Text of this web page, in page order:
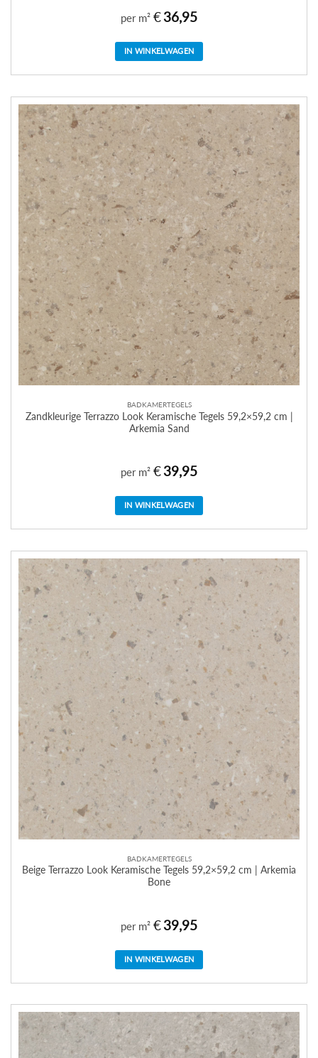
per m² €36,95
IN WINKELWAGEN
BADKAMERTEGELS
Zandkleurige Terrazzo Look Keramische Tegels 59,2×59,2 cm |
Arkemia Sand
per m² €39,95
IN WINKELWAGEN
BADKAMERTEGELS
Beige Terrazzo Look Keramische Tegels 59,2×59,2 cm | Arkemia
Bone
per m² €39,95
IN WINKELWAGEN